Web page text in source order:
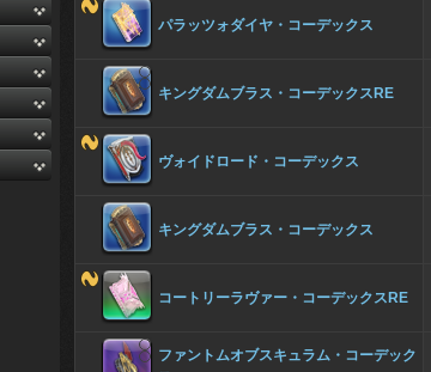
パラッツォダイヤ・コーデックス
キングダムブラス・コーデックスRE
ヴォイドロード・コーデックス
キングダムブラス・コーデックス
コートリーラヴァー・コーデックスRE
ファントムオブスキュラム・コーデック